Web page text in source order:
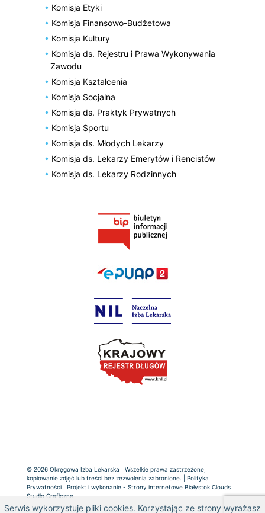
Komisja Etyki
Komisja Finansowo-Budżetowa
Komisja Kultury
Komisja ds. Rejestru i Prawa Wykonywania
Zawodu
Komisja Kształcenia
Komisja Socjalna
Komisja ds. Praktyk Prywatnych
Komisja Sportu
Komisja ds. Młodych Lekarzy
Komisja ds. Lekarzy Emerytów i Rencistów
Komisja ds. Lekarzy Rodzinnych
© 2026 Okręgowa Izba Lekarska | Wszelkie prawa zastrzeżone,
kopiowanie zdjęć lub treści bez zezwolenia zabronione. | Polityka
Prywatności | Projekt i wykonanie - Strony internetowe Białystok Clouds
Studio Graficzne
Serwis wykorzystuje pliki cookies. Korzystając ze strony wyrażasz